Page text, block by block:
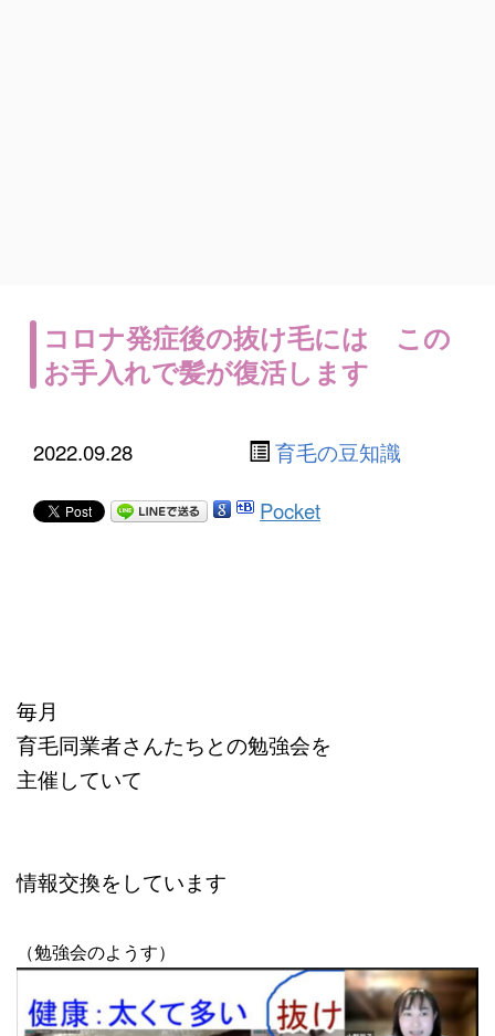
コロナ発症後の抜け毛には この
お手入れで髪が復活します
2022.09.28 育毛の豆知識
Pocket
毎月
育毛同業者さんたちとの勉強会を
主催していて
情報交換をしています
（勉強会のようす）